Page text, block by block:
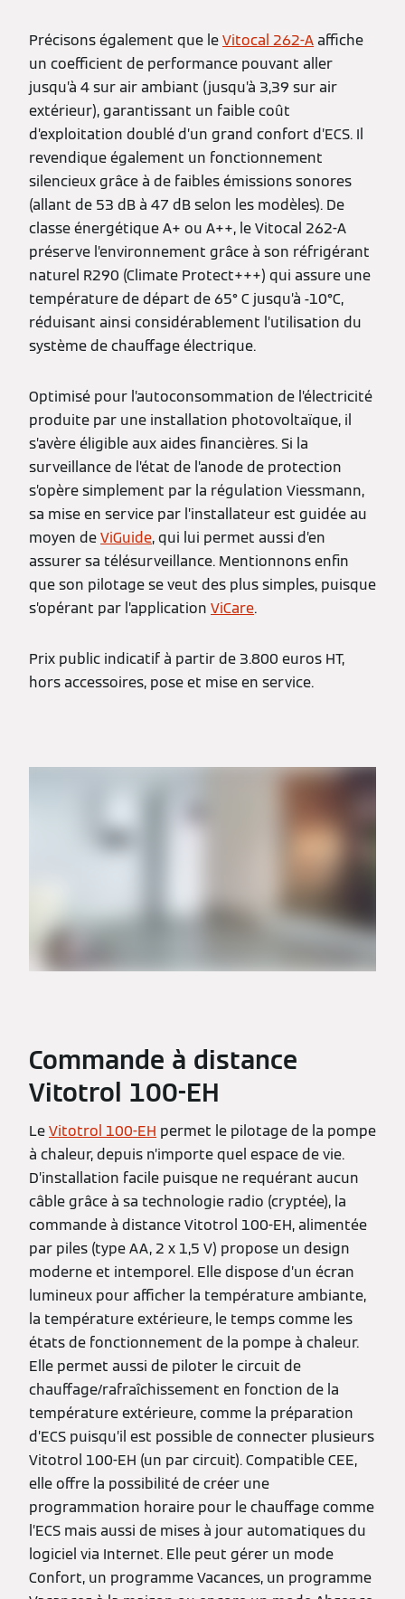
Précisons également que leVitocal 262-Aaffiche
un coefficient de performance pouvant aller
jusqu’à 4 sur air ambiant (jusqu’à 3,39 sur air
extérieur), garantissant un faible coût
d’exploitation doublé d’un grand confort d’ECS. Il
revendique également un fonctionnement
silencieux grâce à de faibles émissions sonores
(allant de 53 dB à 47 dB selon les modèles). De
classe énergétique A+ ou A++, le Vitocal 262-A
préserve l’environnement grâce à son réfrigérant
naturel R290 (Climate Protect+++) qui assure une
température de départ de 65° C jusqu’à -10°C,
réduisant ainsi considérablement l’utilisation du
système de chauffage électrique.
Optimisé pour l’autoconsommation de l’électricité
produite par une installation photovoltaïque, il
s’avère éligible aux aides financières. Si la
surveillance de l’état de l’anode de protection
s’opère simplement par la régulation Viessmann,
sa mise en service par l’installateur est guidée au
moyen deViGuide, qui lui permet aussi d’en
assurer sa télésurveillance. Mentionnons enfin
que son pilotage se veut des plus simples, puisque
s’opérant par l’application ViCare.
Prix public indicatif à partir de 3.800 euros HT,
hors accessoires, pose et mise en service.
Commande à distance
Vitotrol 100-EH
LeVitotrol 100-EH permet le pilotage de la pompe
à chaleur, depuis n’importe quel espace de vie.
D’installation facile puisque ne requérant aucun
câble grâce à sa technologie radio (cryptée), la
commande à distance Vitotrol 100-EH, alimentée
par piles (type AA, 2 x 1,5 V) propose un design
moderne et intemporel. Elle dispose d’un écran
lumineux pour afficher la température ambiante,
la température extérieure, le temps comme les
états de fonctionnement de la pompe à chaleur.
Elle permet aussi de piloter le circuit de
chauffage/rafraîchissement en fonction de la
température extérieure, comme la préparation
d’ECS puisqu’il est possible de connecter plusieurs
Vitotrol 100-EH (un par circuit). Compatible CEE,
elle offre la possibilité de créer une
programmation horaire pour le chauffage comme
l’ECS mais aussi de mises à jour automatiques du
logiciel via Internet. Elle peut gérer un mode
Confort, un programme Vacances, un programme